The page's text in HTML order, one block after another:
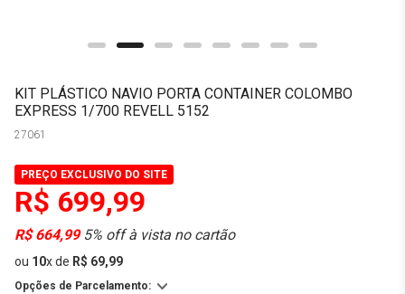
KIT PLÁSTICO NAVIO PORTA CONTAINER COLOMBO
EXPRESS 1/700 REVELL 5152
27061
PREÇO EXCLUSIVO DO SITE
R$ 699,99
R$ 664,995% off à vista no cartão
ou 10xde R$ 69,99
Opções de Parcelamento: